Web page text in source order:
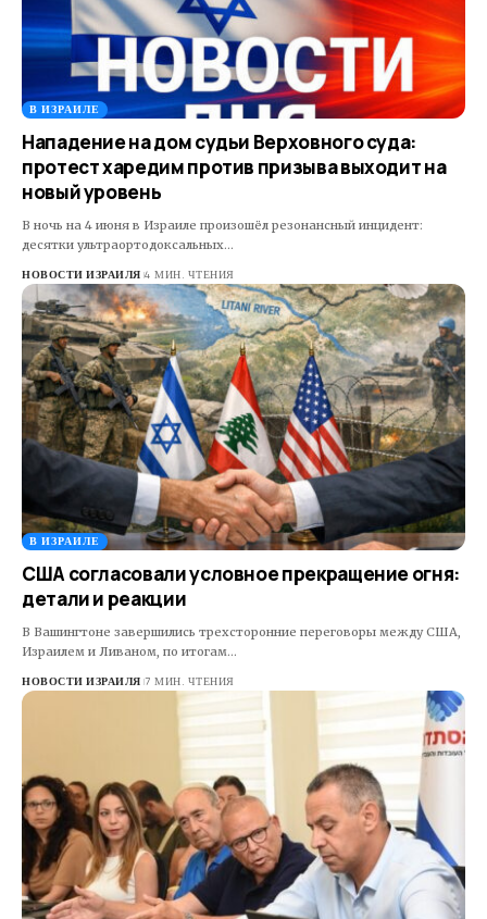
В ИЗРАИЛЕ
Нападение на дом судьи Верховного суда:
протест харедим против призыва выходит на
новый уровень
В ночь на 4 июня в Израиле произошёл резонансный инцидент:
десятки ультраортодоксальных…
НОВОСТИ ИЗРАИЛЯ 4 МИН. ЧТЕНИЯ
В ИЗРАИЛЕ
США согласовали условное прекращение огня:
детали и реакции
В Вашингтоне завершились трехсторонние переговоры между США,
Израилем и Ливаном, по итогам…
НОВОСТИ ИЗРАИЛЯ 7 МИН. ЧТЕНИЯ